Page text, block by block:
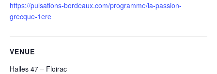
https://pulsations-bordeaux.com/programme/la-passion-
grecque-1ere
VENUE
Halles 47 – Floirac